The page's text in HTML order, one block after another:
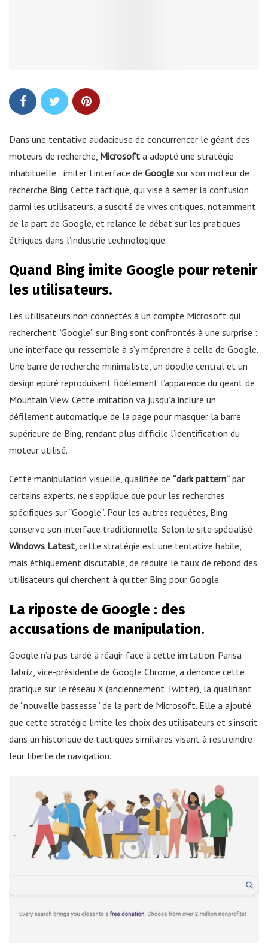
Dans une tentative audacieuse de concurrencer le géant des
moteurs de recherche, Microsoft a adopté une stratégie
inhabituelle : imiter l’interface de Google sur son moteur de
recherche Bing. Cette tactique, qui vise à semer la confusion
parmi les utilisateurs, a suscité de vives critiques, notamment
de la part de Google, et relance le débat sur les pratiques
éthiques dans l’industrie technologique.
Quand Bing imite Google pour retenir
les utilisateurs.
Les utilisateurs non connectés à un compte Microsoft qui
recherchent “Google” sur Bing sont confrontés à une surprise :
une interface qui ressemble à s’y méprendre à celle de Google.
Une barre de recherche minimaliste, un doodle central et un
design épuré reproduisent fidèlement l’apparence du géant de
Mountain View. Cette imitation va jusqu’à inclure un
défilement automatique de la page pour masquer la barre
supérieure de Bing, rendant plus difficile l’identification du
moteur utilisé.
Cette manipulation visuelle, qualifiée de “dark pattern” par
certains experts, ne s’applique que pour les recherches
spécifiques sur “Google”. Pour les autres requêtes, Bing
conserve son interface traditionnelle. Selon le site spécialisé
Windows Latest , cette stratégie est une tentative habile,
mais éthiquement discutable, de réduire le taux de rebond des
utilisateurs qui cherchent à quitter Bing pour Google.
La riposte de Google : des
accusations de manipulation.
Google n’a pas tardé à réagir face à cette imitation. Parisa
Tabriz, vice-présidente de Google Chrome, a dénoncé cette
pratique sur le réseau X (anciennement Twitter), la qualifiant
de “nouvelle bassesse” de la part de Microsoft. Elle a ajouté
que cette stratégie limite les choix des utilisateurs et s’inscrit
dans un historique de tactiques similaires visant à restreindre
leur liberté de navigation.